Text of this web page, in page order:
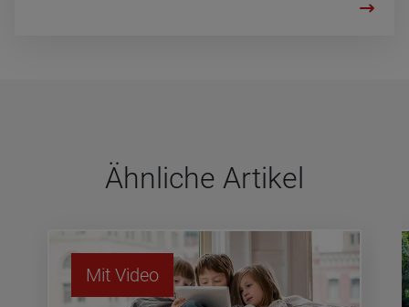
Ähn­li­che Arti­kel
Mit Video